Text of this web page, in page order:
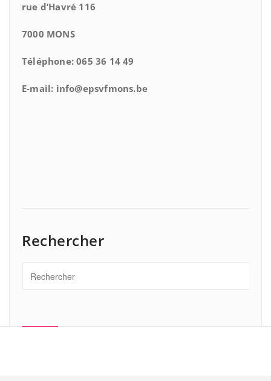
rue d’Havré 116
7000 MONS
Téléphone: 065 36 14 49
E-mail: info@epsvfmons.be
Rechercher